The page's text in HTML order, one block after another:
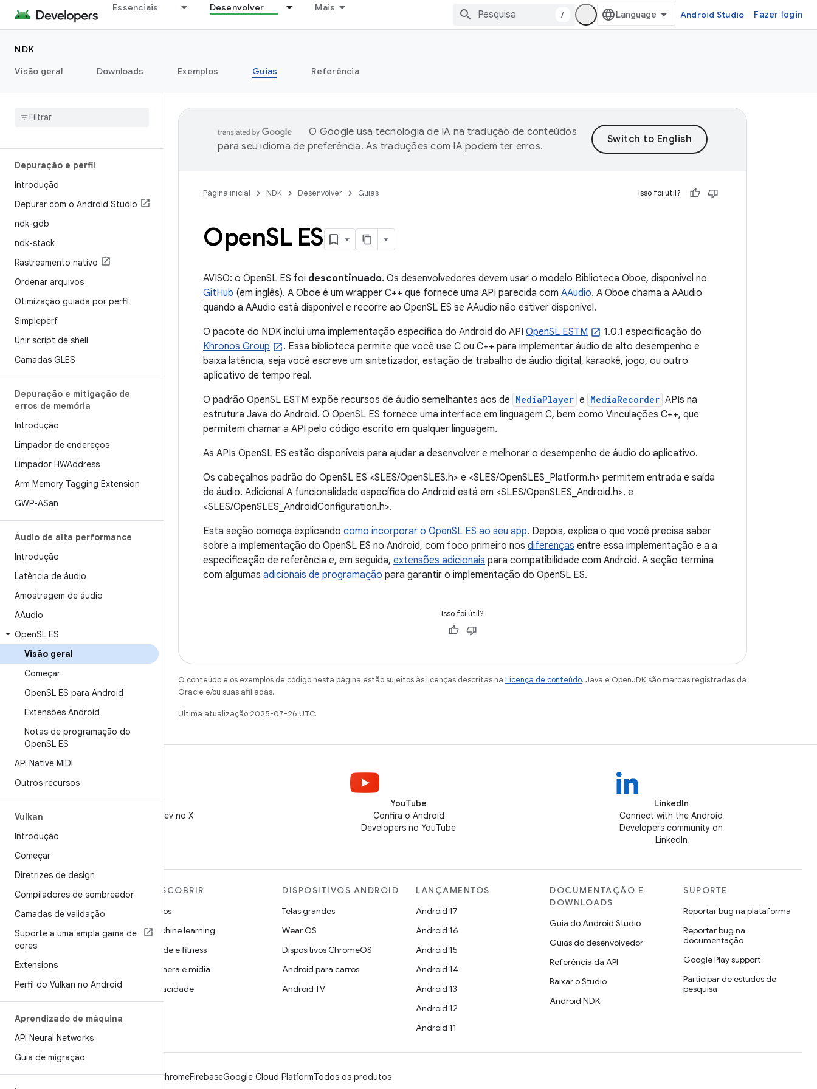
Essenciais Desenvolver Mais
/ Android Studio Fazer login
NDK
Visão geral
Downloads Exemplos Guias Referência
Como escrever código C/C++
do Android
APIs nativas
Depuração e perfil
Introdução
Depurar com o Android Studio
ndk-gdb
ndk-stack
Rastreamento nativo
Ordenar arquivos
Otimização guiada por perfil
Simpleperf
Unir script de shell
Camadas GLES
Depuração e mitigação de
erros de memória
Introdução
Limpador de endereços
Limpador HWAddress
Arm Memory Tagging Extension
GWP-ASan
Áudio de alta performance
Introdução
Latência de áudio
Amostragem de áudio
AAudio
OpenSL ES
Visão geral
Começar
OpenSL ES para Android
Extensões Android
Notas de programação do
OpenSL ES
API Native MIDI
Outros recursos
Vulkan
Introdução
Começar
Diretrizes de design
Compiladores de sombreador
Camadas de validação
Suporte a uma ampla gama de
cores
Extensions
Perfil do Vulkan no Android
Aprendizado de máquina
API Neural Networks
Guia de migração
O Google usa tecnologia de IA na tradução de conteúdos
para seu idioma de preferência. As traduções com IA podem ter erros.
Página inicial NDK Desenvolver Guias Isso foi útil?
OpenSL ES
AVISO: o OpenSL ES foi descontinuado. Os desenvolvedores devem usar o modelo Biblioteca Oboe, disponível no
GitHub (em inglês). A Oboe é um wrapper C++ que fornece uma API parecida com AAudio. A Oboe chama a AAudio
quando a AAudio está disponível e recorre ao OpenSL ES se AAudio não estiver disponível.
O pacote do NDK inclui uma implementação específica do Android do API OpenSL ESTM
1.0.1 especificação do
Khronos Group
. Essa biblioteca permite que você use C ou C++ para implementar áudio de alto desempenho e
baixa latência, seja você escreve um sintetizador, estação de trabalho de áudio digital, karaokê, jogo, ou outro
aplicativo de tempo real.
O padrão OpenSL ESTM expõe recursos de áudio semelhantes aos de MediaPlayer e MediaRecorder APIs na
estrutura Java do Android. O OpenSL ES fornece uma interface em linguagem C, bem como Vinculações C++, que
permitem chamar a API pelo código escrito em qualquer linguagem.
As APIs OpenSL ES estão disponíveis para ajudar a desenvolver e melhorar o desempenho de áudio do aplicativo.
Os cabeçalhos padrão do OpenSL ES <SLES/OpenSLES.h> e <SLES/OpenSLES_Platform.h> permitem entrada e saída
de áudio. Adicional A funcionalidade específica do Android está em <SLES/OpenSLES_Android.h>. e
<SLES/OpenSLES_AndroidConfiguration.h>.
Esta seção começa explicando como incorporar o OpenSL ES ao seu app. Depois, explica o que você precisa saber
sobre a implementação do OpenSL ES no Android, com foco primeiro nos diferenças entre essa implementação e a a
especificação de referência e, em seguida, extensões adicionais para compatibilidade com Android. A seção termina
com algumas adicionais de programação para garantir o implementação do OpenSL ES.
Isso foi útil?
O conteúdo e os exemplos de código nesta página estão sujeitos às licenças descritas na Licença de conteúdo. Java e OpenJDK são marcas registradas da
Oracle e/ou suas afiliadas.
Última atualização 2025-07-26 UTC.
X
Siga @AndroidDev no X
YouTube
Confira o Android
Developers no YouTube
LinkedIn
Connect with the Android
Developers community on
LinkedIn
MAIS SOBRE O ANDROID
Android
Android para empresas
Segurança
Source
Notícias
DESCOBRIR
Jogos
Machine learning
Saúde e fitness
Câmera e mídia
Privacidade
DISPOSITIVOS ANDROID
Telas grandes
Wear OS
Dispositivos ChromeOS
Android para carros
Android TV
LANÇAMENTOS
Android 17
Android 16
Android 15
Android 14
Android 13
Android 12
Android 11
DOCUMENTAÇÃO E
DOWNLOADS
Guia do Android Studio
Guias do desenvolvedor
Referência da API
Baixar o Studio
Android NDK
SUPORTE
Reportar bug na plataforma
Reportar bug na
documentação
Google Play support
Participar de estudos de
pesquisa
AndroidChromeFirebaseGoogle Cloud PlatformTodos os produtos